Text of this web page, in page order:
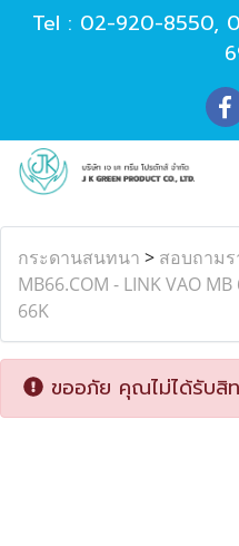
Tel : 02-920-8550,
กระดานสนทนา > สอบถามร
MB66.COM - LINK VAO
66K
ขออภัย คุณไม่ได้รับสิท